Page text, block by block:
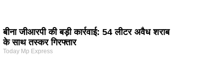
बीना जीआरपी की बड़ी कार्रवाई: 54 लीटर अवैध शराब
के साथ तस्कर गिरफ्तार
Today Mp Express